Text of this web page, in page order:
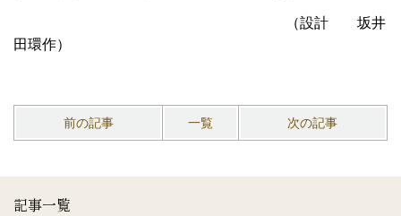
（設計 坂井
田環作）
前の記事 一覧 次の記事
記事一覧